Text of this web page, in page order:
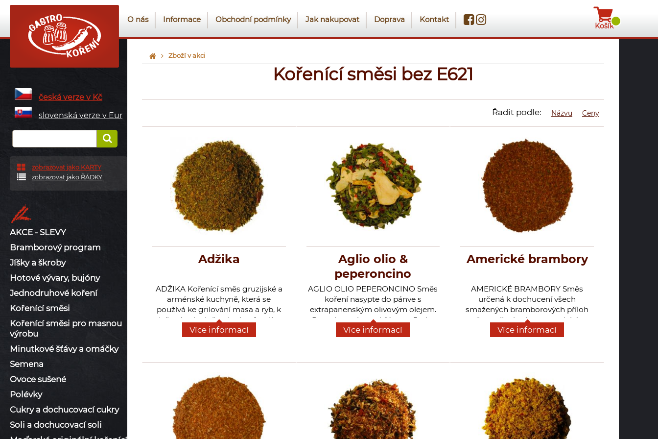
Košík
O nás Informace Obchodní podmínky Jak nakupovat Doprava Kontakt
česká verze v Kč
slovenská verze v Eur
zobrazovat jako KARTY
zobrazovat jako ŘÁDKY
AKCE - SLEVY
Bramborový program
Jíšky a škroby
Hotové vývary, bujóny
Jednodruhové koření
Kořenící směsi
Kořenící směsi pro masnou
výrobu
Minutkové šťávy a omáčky
Semena
Ovoce sušené
Polévky
Cukry a dochucovací cukry
Soli a dochucovací soli
Zboží v akci
Kořenící směsi bez E621
Řadit podle: Ceny
Názvu
Adžika
ADŽIKA Kořenící směs gruzijské a
arménské kuchyně, která se
používá ke grilování masa a ryb, k
dušené zelenině, zejména fazolím,
lilku a čočce. Používá se především
k přípravě tradičního arménského
jemně pikantní chuť. Prodává se
Více informací
Aglio olio &
peperoncino
AGLIO OLIO PEPERONCINO Směs
koření nasypte do pánve s
extrapanenským olivovým olejem.
Pomalu nechte zahřát cca. 5min.
Přidejte uvařené těstoviny a
promíchejte se směsí koření.
jednu osobu.
Více informací
Americké brambory
AMERICKÉ BRAMBORY Směs
určená k dochucení všech
smažených bramborových příloh
(hranolky, krokety, americké
brambory aj. pomfrity). Vhodné i na
pečené brambory s kmínem,
ale i zapečené těstoviny nebo
Více informací